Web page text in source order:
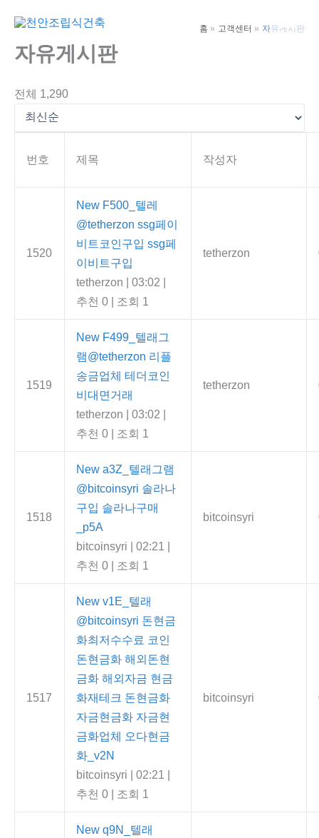
Main
홈 고객센터 자유게시판
자유게시판
전체 1,290
번호 제목 작성자
1520
New F500_텔레
@tetherzon ssg페이
비트코인구입 ssg페
이비트구입
tetherzon | 03:02 |
추천 0 | 조회 1
tetherzon
1519
New F499_텔래그
램@tetherzon 리플
송금업체 테더코인
비대면거래
tetherzon | 03:02 |
추천 0 | 조회 1
tetherzon
1518
New a3Z_텔래그램
@bitcoinsyri 솔라나
구입 솔라나구매
_p5A
bitcoinsyri | 02:21 |
추천 0 | 조회 1
bitcoinsyri
1517
New v1E_텔래
@bitcoinsyri 돈현금
화최저수수료 코인
돈현금화 해외돈현
금화 해외자금 현금
화재테크 돈현금화
자금현금화 자금현
금화업체 오다현금
화_v2N
bitcoinsyri | 02:21 |
추천 0 | 조회 1
bitcoinsyri
New q9N_텔래